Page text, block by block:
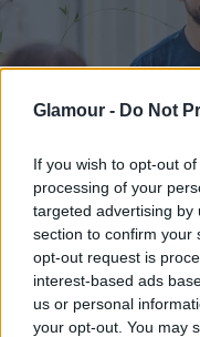
Glamour - Do Not
If you wish to opt-out
processing of your
targeted advertising by
section to confirm your
opt-out request is
interest-based ads
us or personal
your opt-out. You may